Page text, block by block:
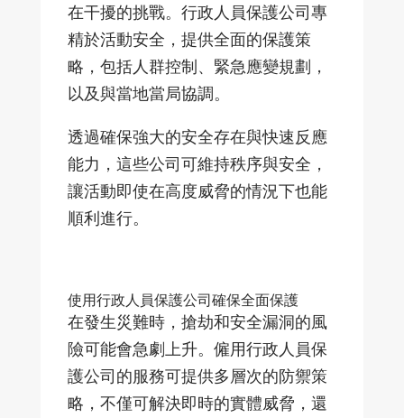
在干擾的挑戰。行政人員保護公司專
精於活動安全，提供全面的保護策
略，包括人群控制、緊急應變規劃，
以及與當地當局協調。
透過確保強大的安全存在與快速反應
能力，這些公司可維持秩序與安全，
讓活動即使在高度威脅的情況下也能
順利進行。
使用行政人員保護公司確保全面保護
在發生災難時，搶劫和安全漏洞的風
險可能會急劇上升。僱用行政人員保
護公司的服務可提供多層次的防禦策
略，不僅可解決即時的實體威脅，還